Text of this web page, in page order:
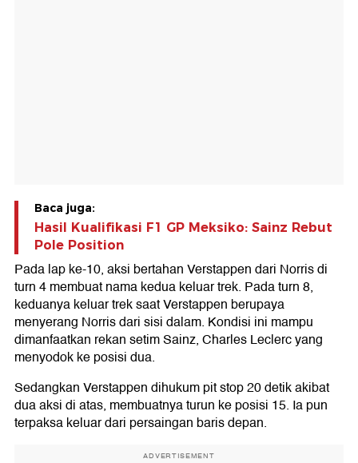
Baca juga:
Hasil Kualifikasi F1 GP Meksiko: Sainz Rebut
Pole Position
Pada lap ke-10, aksi bertahan Verstappen dari Norris di
turn 4 membuat nama kedua keluar trek. Pada turn 8,
keduanya keluar trek saat Verstappen berupaya
menyerang Norris dari sisi dalam. Kondisi ini mampu
dimanfaatkan rekan setim Sainz, Charles Leclerc yang
menyodok ke posisi dua.
Sedangkan Verstappen dihukum pit stop 20 detik akibat
dua aksi di atas, membuatnya turun ke posisi 15. Ia pun
terpaksa keluar dari persaingan baris depan.
ADVERTISEMENT